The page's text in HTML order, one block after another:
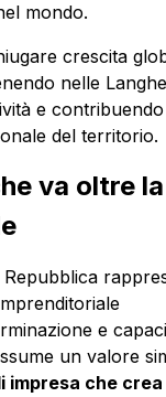
mondo.
crescita
nelle
e
del territorio.
va oltre la
e
un valore
impresa che crea